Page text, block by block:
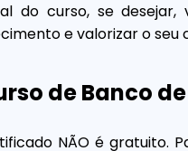
do curso, se
e valorizar o seu
de Banco
NÃO é gratuito.